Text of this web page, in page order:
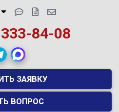
84-08
ЗАЯВКУ
ВОПРОС